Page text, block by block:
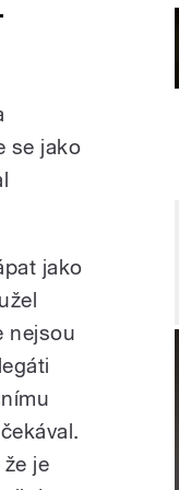
se jako
jako
nejsou
je